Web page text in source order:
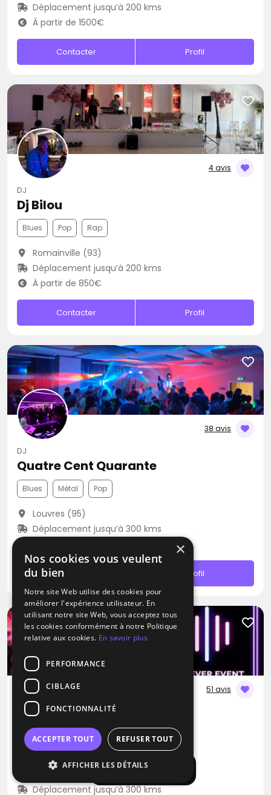
Afficher la carte
Déplacement jusqu’à 200 kms
À partir de 1500€
Contacter Profil
4 avis
DJ
Dj Bilou
Blues Pop Rap
Romainville (93)
Déplacement jusqu’à 200 kms
À partir de 850€
Contacter Profil
38 avis
DJ
Quatre Cent Quarante
Blues Métal Pop
Louvres (95)
Déplacement jusqu’à 300 kms
Contacter Profil
51 avis
Promotion
DJ / Artiste solo / Groupe de musique
Agence Forever Event
Blues Pop Rap
Déplacement jusqu’à 300 kms
×
Nos cookies vous veulent
du bien
Notre site Web utilise des cookies pour
améliorer l'expérience utilisateur. En
utilisant notre site Web, vous acceptez tous
les cookies conformément à notre Politique
relative aux cookies. En savoir plus
PERFORMANCE
CIBLAGE
FONCTIONNALITÉ
ACCEPTER TOUT REFUSER TOUT
AFFICHER LES DÉTAILS